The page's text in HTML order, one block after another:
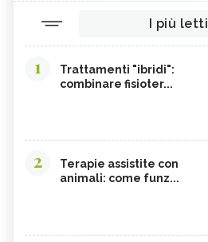
I più letti
1
Trattamenti "ibridi":
combinare fisioter...
2
Terapie assistite con
animali: come funz...